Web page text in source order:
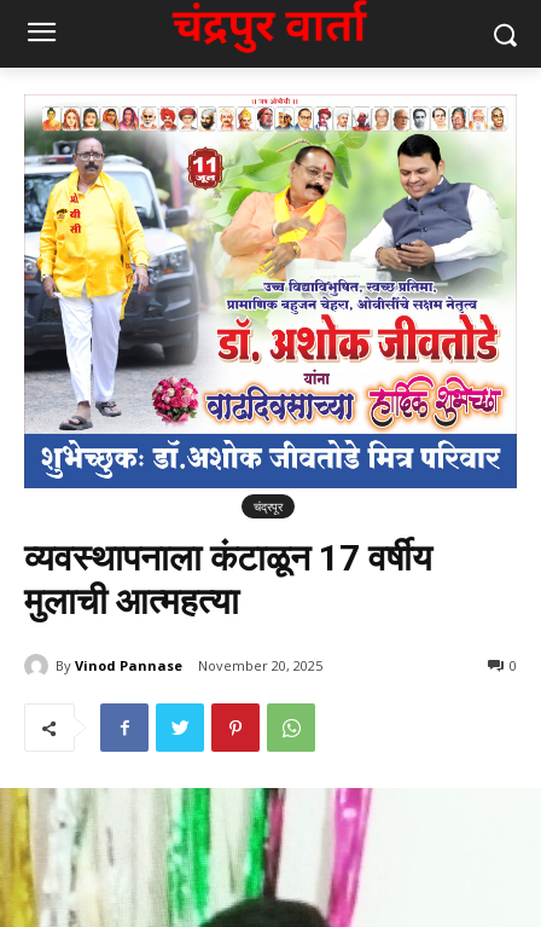
चंद्रपूर
व्यवस्थापनाला कंटाळून 17 वर्षीय
मुलाची आत्महत्या
By Vinod Pannase November 20, 2025 0